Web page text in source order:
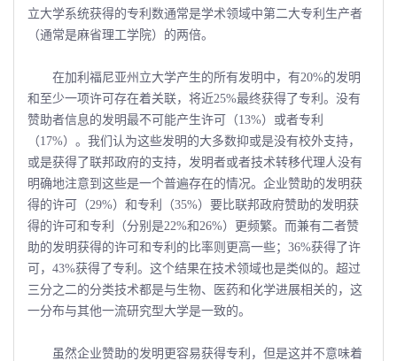
立大学系统获得的专利数通常是学术领域中第二大专利生产者
（通常是麻省理工学院）的两倍。
在加利福尼亚州立大学产生的所有发明中，有20%的发明
和至少一项许可存在着关联，将近25%最终获得了专利。没有
赞助者信息的发明最不可能产生许可（13%）或者专利
（17%）。我们认为这些发明的大多数抑或是没有校外支持，
或是获得了联邦政府的支持，发明者或者技术转移代理人没有
明确地注意到这些是一个普遍存在的情况。企业赞助的发明获
得的许可（29%）和专利（35%）要比联邦政府赞助的发明获
得的许可和专利（分别是22%和26%）更频繁。而兼有二者赞
助的发明获得的许可和专利的比率则更高一些；36%获得了许
可，43%获得了专利。这个结果在技术领域也是类似的。超过
三分之二的分类技术都是与生物、医药和化学进展相关的，这
一分布与其他一流研究型大学是一致的。
虽然企业赞助的发明更容易获得专利，但是这并不意味着